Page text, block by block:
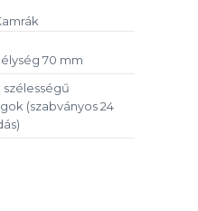
70 mm
szélességű
(szabványos 24